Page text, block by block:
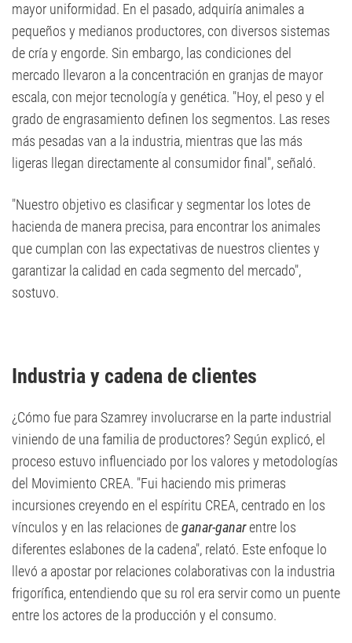
mayor uniformidad. En el pasado, adquiría animales a
pequeños y medianos productores, con diversos sistemas
de cría y engorde. Sin embargo, las condiciones del
mercado llevaron a la concentración en granjas de mayor
escala, con mejor tecnología y genética. "Hoy, el peso y el
grado de engrasamiento definen los segmentos. Las reses
más pesadas van a la industria, mientras que las más
ligeras llegan directamente al consumidor final", señaló.
"Nuestro objetivo es clasificar y segmentar los lotes de
hacienda de manera precisa, para encontrar los animales
que cumplan con las expectativas de nuestros clientes y
garantizar la calidad en cada segmento del mercado",
sostuvo.
Industria y cadena de clientes
¿Cómo fue para Szamrey involucrarse en la parte industrial
viniendo de una familia de productores? Según explicó, el
proceso estuvo influenciado por los valores y metodologías
del Movimiento CREA. "Fui haciendo mis primeras
incursiones creyendo en el espíritu CREA, centrado en los
vínculos y en las relaciones deganar-ganarentre los
diferentes eslabones de la cadena", relató. Este enfoque lo
llevó a apostar por relaciones colaborativas con la industria
frigorífica, entendiendo que su rol era servir como un puente
entre los actores de la producción y el consumo.